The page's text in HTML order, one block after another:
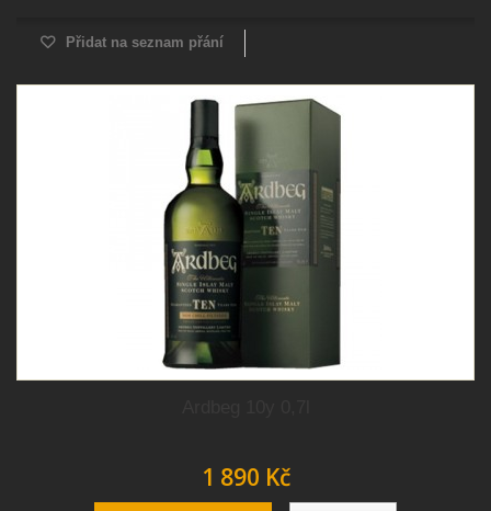
Přidat na seznam přání
1 890 Kč